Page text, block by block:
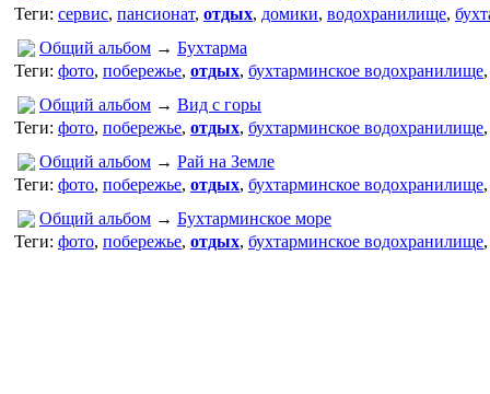
Теги: сервис, пансионат, отдых, домики, водохранилище,
Общий альбом → Бухтарма
Теги: фото, побережье, отдых, бухтарминское водохранилище
Общий альбом → Вид с горы
Теги: фото, побережье, отдых, бухтарминское водохранилище
Общий альбом → Рай на Земле
Теги: фото, побережье, отдых, бухтарминское водохранилище
Общий альбом → Бухтарминское море
Теги: фото, побережье, отдых, бухтарминское водохранилище